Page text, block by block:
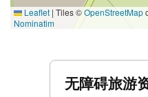
Leaflet | Tiles ©OpenStreetMap
Nominatim
无障碍旅游